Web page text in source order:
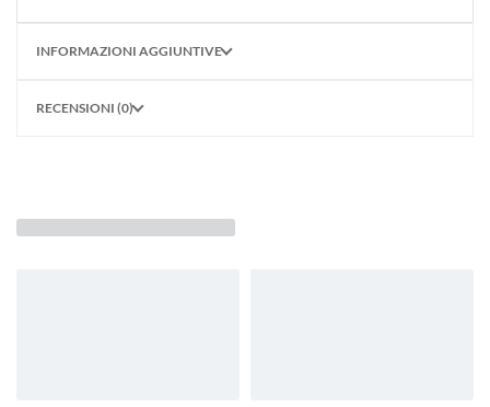
INFORMAZIONI AGGIUNTIVE
RECENSIONI (0)